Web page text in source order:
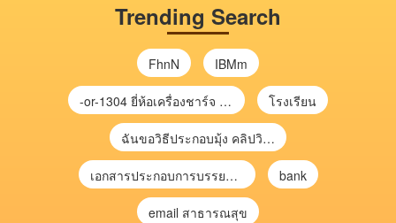
Trending Search
FhnN IBMm
-or-1304 ยี่ห้อเครื่องชาร์จ chargecore โรงเรียน
ฉันขอวิธีประกอบมุ้ง คลิปวิดีโอ การประกอบมุ้ง
เอกสารประกอบการบรรยาย การประเมินความเสี่ยงเพื่อวางแผนการตรวจสอบ \ bank
email สาธารณสุข